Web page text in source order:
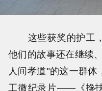
这些获奖的护工，
他们的故事还在继续
人间孝道"的这一群
工微纪录片——《搀